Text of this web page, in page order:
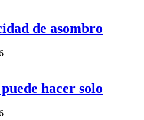
de asombro
hacer solo